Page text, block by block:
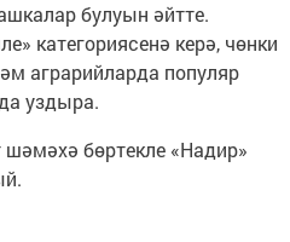
булуын әйтте.
категориясенә керә, чөнки
аграрийларда популяр
уздыра.
шәмәхә бөртекле «Надир»